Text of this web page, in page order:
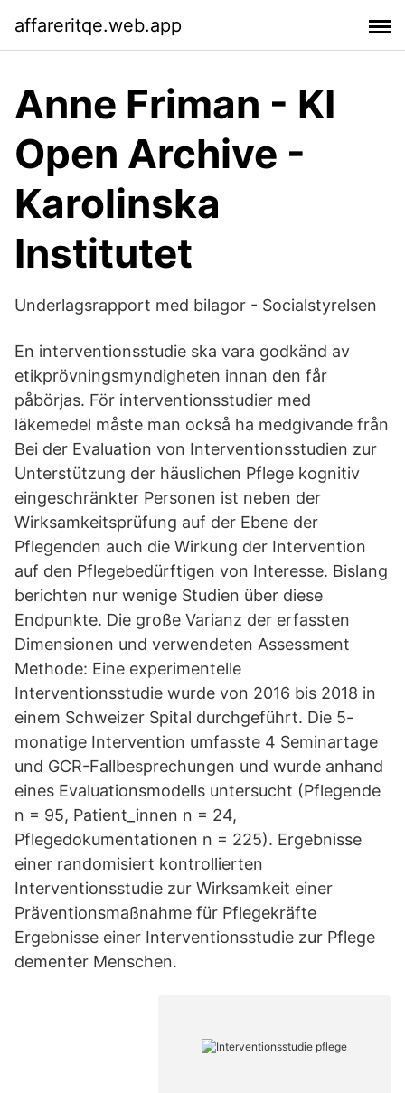
affareritqe.web.app
Anne Friman - KI
Open Archive -
Karolinska
Institutet
Underlagsrapport med bilagor - Socialstyrelsen
En interventionsstudie ska vara godkänd av
etikprövningsmyndigheten innan den får
påbörjas. För interventionsstudier med
läkemedel måste man också ha medgivande från
Bei der Evaluation von Interventionsstudien zur
Unterstützung der häuslichen Pflege kognitiv
eingeschränkter Personen ist neben der
Wirksamkeitsprüfung auf der Ebene der
Pflegenden auch die Wirkung der Intervention
auf den Pflegebedürftigen von Interesse. Bislang
berichten nur wenige Studien über diese
Endpunkte. Die große Varianz der erfassten
Dimensionen und verwendeten Assessment
Methode: Eine experimentelle
Interventionsstudie wurde von 2016 bis 2018 in
einem Schweizer Spital durchgeführt. Die 5-
monatige Intervention umfasste 4 Seminartage
und GCR-Fallbesprechungen und wurde anhand
eines Evaluationsmodells untersucht (Pflegende
n = 95, Patient_innen n = 24,
Pflegedokumentationen n = 225). Ergebnisse
einer randomisiert kontrollierten
Interventionsstudie zur Wirksamkeit einer
Präventionsmaßnahme für Pflegekräfte
Ergebnisse einer Interventionsstudie zur Pflege
dementer Menschen.